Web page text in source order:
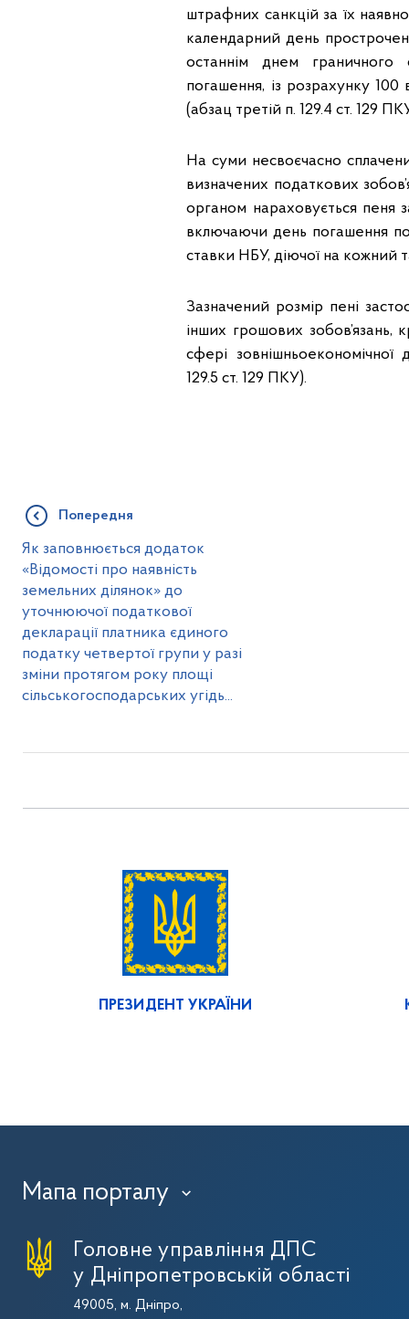
штрафних санкцій за їх
календарний день
останнім днем граничного
погашення, із розрахунку
(абзац третій п. 129.4 ст. 129
На суми несвоєчасно
визначених податкових
органом нараховується пеня
включаючи день погашення
ставки НБУ, діючої на кожний
Зазначений розмір пені
інших грошових зобов’язань,
сфері зовнішньоекономічної
129.5 ст. 129 ПКУ).
Попередня
Як заповнюється додаток
«Відомості про наявність
земельних ділянок» до
уточнюючої податкової
декларації платника єдиного
податку четвертої групи у разі
зміни протягом року площі
сільськогосподарських угідь...
ПРЕЗИДЕНТ УКРАЇНИ
Мапа порталу ›
Головне управління ДПС
у Дніпропетровській області
49005, м. Дніпро,